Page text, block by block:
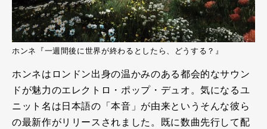
ホンネ『一週間後に世界が終わるとしたら、どうする？』
ホンネはロンドン出身の温かみのある都会的なサウン
ドが魅力のエレクトロ・ポップ・デュオ。気になるユ
ニット名は日本語の「本音」が由来というそんな彼ら
の最新作がリリースされました。既に数曲先行して配